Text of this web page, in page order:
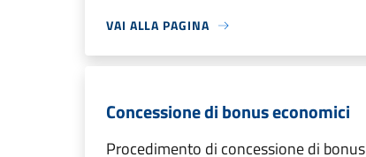
VAI ALLA PAGINA
Concessione di bonus economici
Procedimento di concessione di bonus